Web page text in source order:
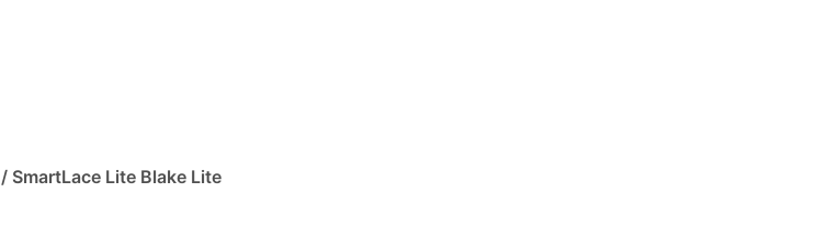
/ SmartLace Lite Blake Lite